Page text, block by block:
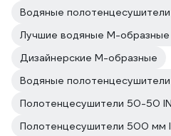
Водяные
Лучшие водяные М-образные
Дизайнерские М-образные
Водяные
Полотенцесушители 50-50
Полотенцесушители 500 мм